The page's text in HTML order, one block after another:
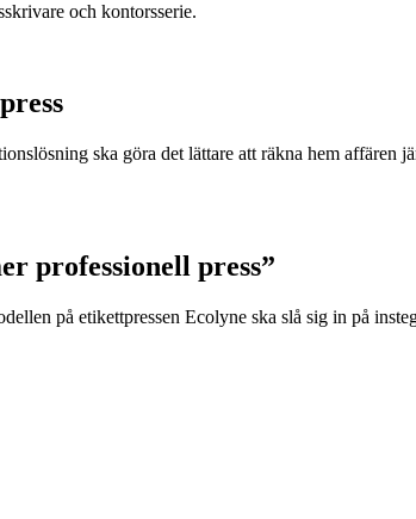
och kontorsserie.
ska göra det lättare att räkna hem
professionell press”
på etikettpressen Ecolyne ska slå sig in på